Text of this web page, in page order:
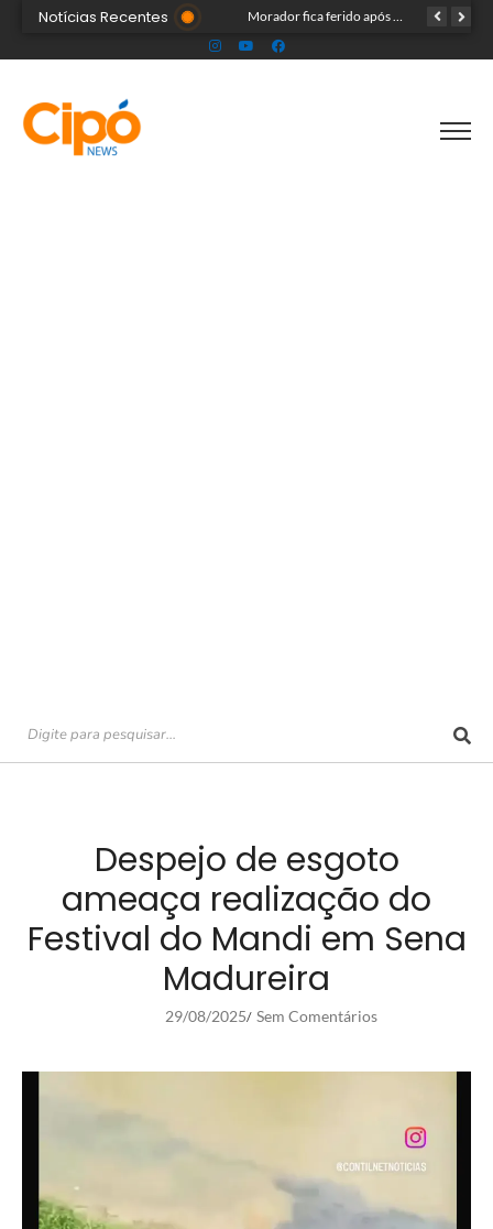
Notícias Recentes Após identificar falhas, MPAC monitora assistência a adultos com autismo em Cruzeiro
Despejo de esgoto
ameaça realização do
Festival do Mandi em Sena
Madureira
29/08/2025/ Sem Comentários